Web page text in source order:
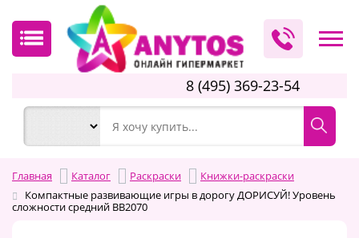
8 (495) 369-23-54
Главная Каталог Раскраски
Книжки-раскраски
Компактные развивающие игры в дорогу ДОРИСУЙ! Уровень
сложности средний ВВ2070